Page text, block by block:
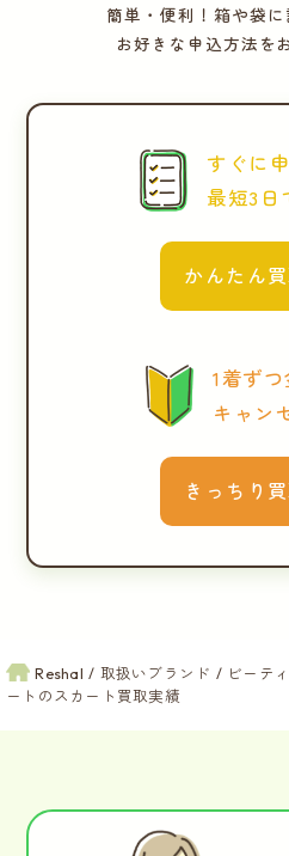
簡単・便利！箱や袋に
お好きな申込方法を
すぐに
最短3日
かんたん
1着ず
キャン
きっちり
Reshal 取扱いブランド ビーテ
ートのスカート買取実績